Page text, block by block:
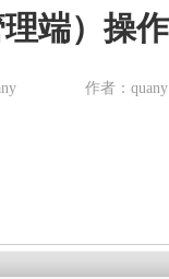
端）操
作者：quany